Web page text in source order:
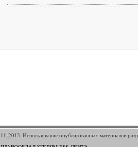
2013. Использование опубликованных материалов